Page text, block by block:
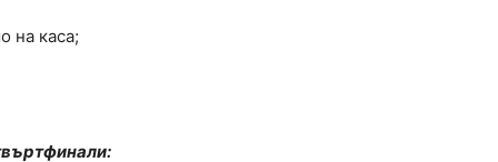
на каса;